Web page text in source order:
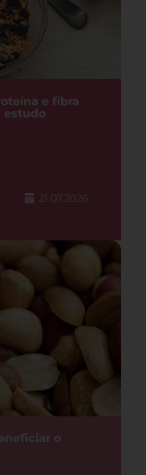
e fibra
estudo
21.07.2026
o